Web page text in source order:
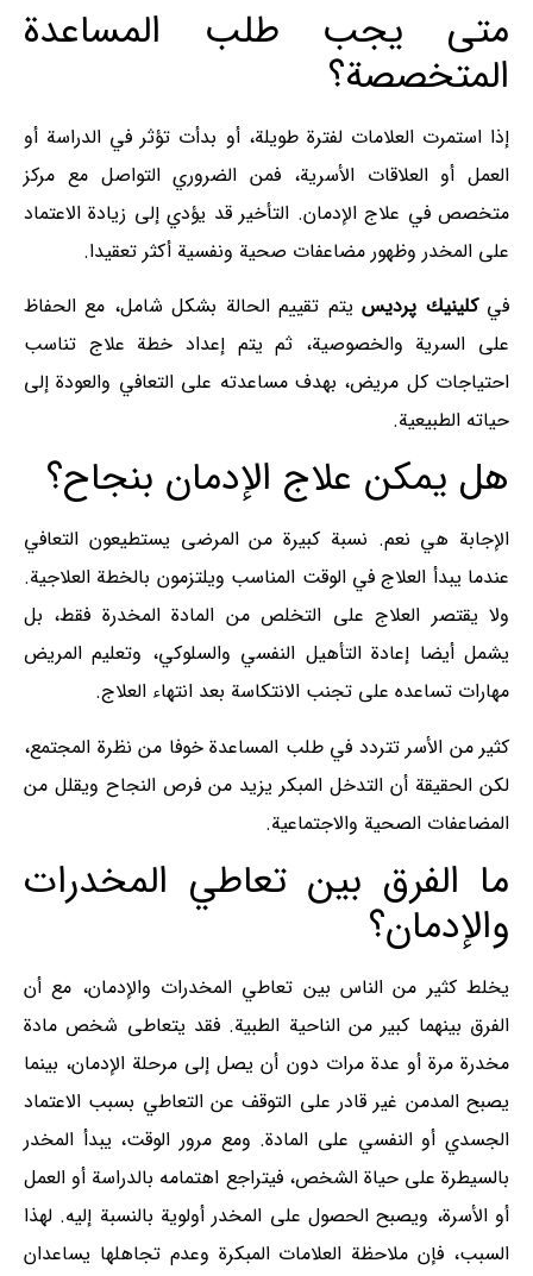
متى يجب طلب المساعدة
المتخصصة؟
إذا استمرت العلامات لفترة طويلة، أو بدأت تؤثر في الدراسة أو
العمل أو العلاقات الأسرية، فمن الضروري التواصل مع مركز
متخصص في علاج الإدمان. التأخير قد يؤدي إلى زيادة الاعتماد
على المخدر وظهور مضاعفات صحية ونفسية أكثر تعقيدا.
فيكلينيك پرديسيتم تقييم الحالة بشكل شامل، مع الحفاظ
على السرية والخصوصية، ثم يتم إعداد خطة علاج تناسب
احتياجات كل مريض، بهدف مساعدته على التعافي والعودة إلى
حياته الطبيعية.
هل يمكن علاج الإدمان بنجاح؟
الإجابة هي نعم. نسبة كبيرة من المرضى يستطيعون التعافي
عندما يبدأ العلاج في الوقت المناسب ويلتزمون بالخطة العلاجية.
ولا يقتصر العلاج على التخلص من المادة المخدرة فقط، بل
يشمل أيضا إعادة التأهيل النفسي والسلوكي، وتعليم المريض
مهارات تساعده على تجنب الانتكاسة بعد انتهاء العلاج.
كثير من الأسر تتردد في طلب المساعدة خوفا من نظرة المجتمع،
لكن الحقيقة أن التدخل المبكر يزيد من فرص النجاح ويقلل من
المضاعفات الصحية والاجتماعية.
ما الفرق بين تعاطي المخدرات
والإدمان؟
يخلط كثير من الناس بين تعاطي المخدرات والإدمان، مع أن
الفرق بينهما كبير من الناحية الطبية. فقد يتعاطى شخص مادة
مخدرة مرة أو عدة مرات دون أن يصل إلى مرحلة الإدمان، بينما
يصبح المدمن غير قادر على التوقف عن التعاطي بسبب الاعتماد
الجسدي أو النفسي على المادة. ومع مرور الوقت، يبدأ المخدر
بالسيطرة على حياة الشخص، فيتراجع اهتمامه بالدراسة أو العمل
أو الأسرة، ويصبح الحصول على المخدر أولوية بالنسبة إليه. لهذا
السبب، فإن ملاحظة العلامات المبكرة وعدم تجاهلها يساعدان